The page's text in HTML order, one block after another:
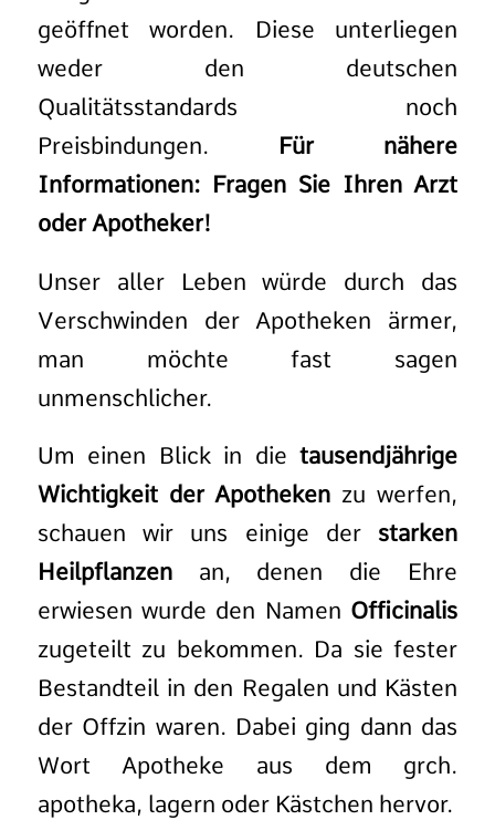
geöffnet worden. Diese unterliegen
weder den deutschen
Qualitätsstandards noch
Preisbindungen. Für nähere
Informationen: Fragen Sie Ihren Arzt
oder Apotheker!
Unser aller Leben würde durch das
Verschwinden der Apotheken ärmer,
man möchte fast sagen
unmenschlicher.
Um einen Blick in dietausendjährige
Wichtigkeit der Apotheken zu werfen,
schauen wir uns einige der starken
Heilpflanzenan, denen die Ehre
erwiesen wurde den Namen Officinalis
zugeteilt zu bekommen. Da sie fester
Bestandteil in den Regalen und Kästen
der Offzin waren. Dabei ging dann das
Wort Apotheke aus dem grch.
apotheka, lagern oder Kästchen hervor.